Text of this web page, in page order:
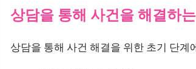
상담을 통해 사건을 해결하
상담을 통해 사건 해결을 위한 초기 단